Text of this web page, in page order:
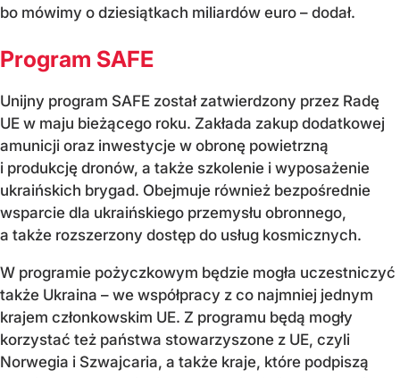
bo mówimy o dziesiątkach miliardów euro – dodał.
Program SAFE
Unijny program SAFE został zatwierdzony przez Radę
UE w maju bieżącego roku. Zakłada zakup dodatkowej
amunicji oraz inwestycje w obronę powietrzną
i produkcję dronów, a także szkolenie i wyposażenie
ukraińskich brygad. Obejmuje również bezpośrednie
wsparcie dla ukraińskiego przemysłu obronnego,
a także rozszerzony dostęp do usług kosmicznych.
W programie pożyczkowym będzie mogła uczestniczyć
także Ukraina – we współpracy z co najmniej jednym
krajem członkowskim UE. Z programu będą mogły
korzystać też państwa stowarzyszone z UE, czyli
Norwegia i Szwajcaria, a także kraje, które podpiszą